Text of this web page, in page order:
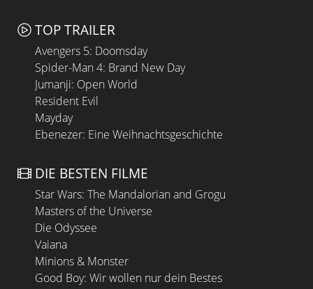
TOP TRAILER
Avengers 5: Doomsday
Spider-Man 4: Brand New Day
Jumanji: Open World
Resident Evil
Mayday
Ebenezer: Eine Weihnachtsgeschichte
DIE BESTEN FILME
Star Wars: The Mandalorian and Grogu
Masters of the Universe
Die Odyssee
Vaiana
Minions & Monster
Good Boy: Wir wollen nur dein Bestes